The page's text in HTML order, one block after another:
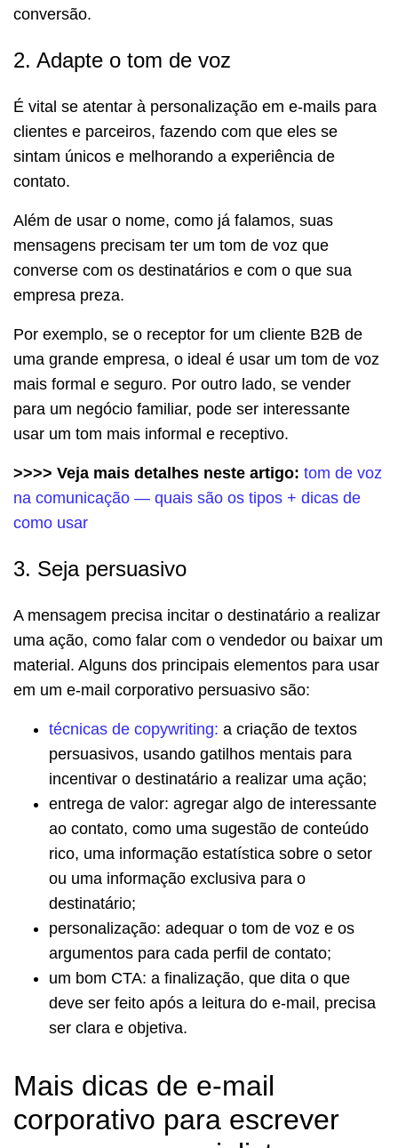
conversão.
2. Adapte o tom de voz
É vital se atentar à personalização em e-mails para
clientes e parceiros, fazendo com que eles se
sintam únicos e melhorando a experiência de
contato.
Além de usar o nome, como já falamos, suas
mensagens precisam ter um tom de voz que
converse com os destinatários e com o que sua
empresa preza.
Por exemplo, se o receptor for um cliente B2B de
uma grande empresa, o ideal é usar um tom de voz
mais formal e seguro. Por outro lado, se vender
para um negócio familiar, pode ser interessante
usar um tom mais informal e receptivo.
>>>> Veja mais detalhes neste artigo: tom de voz
na comunicação — quais são os tipos + dicas de
como usar
3. Seja persuasivo
A mensagem precisa incitar o destinatário a realizar
uma ação, como falar com o vendedor ou baixar um
material. Alguns dos principais elementos para usar
em um e-mail corporativo persuasivo são:
técnicas de copywriting: a criação de textos
persuasivos, usando gatilhos mentais para
incentivar o destinatário a realizar uma ação;
entrega de valor: agregar algo de interessante
ao contato, como uma sugestão de conteúdo
rico, uma informação estatística sobre o setor
ou uma informação exclusiva para o
destinatário;
personalização: adequar o tom de voz e os
argumentos para cada perfil de contato;
um bom CTA: a finalização, que dita o que
deve ser feito após a leitura do e-mail, precisa
ser clara e objetiva.
Mais dicas de e-mail
corporativo para escrever